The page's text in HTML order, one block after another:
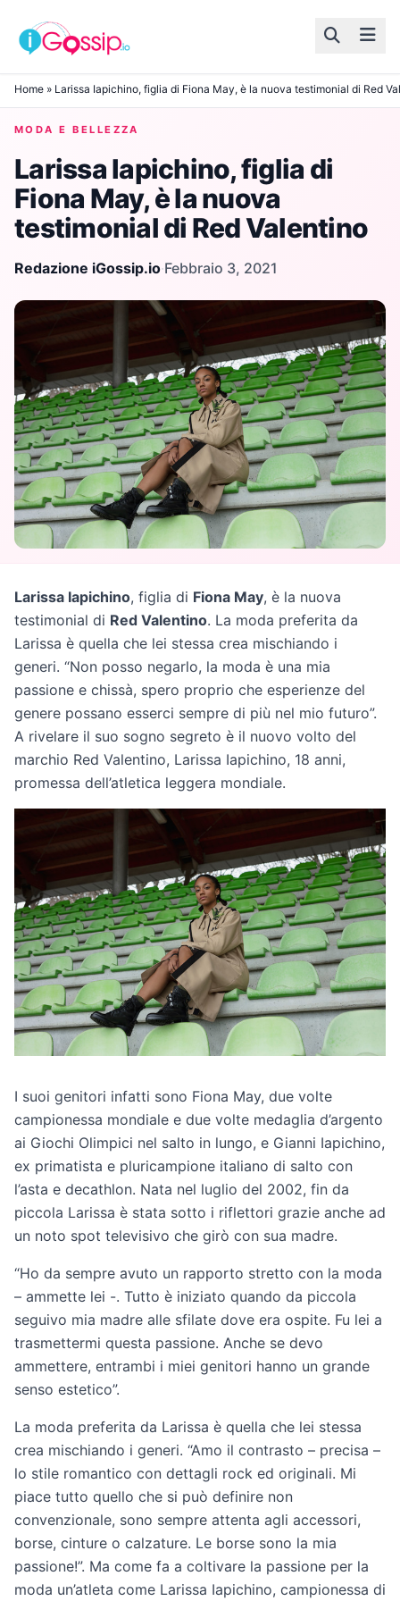
Skip to content
Home » Larissa Iapichino, figlia di Fiona May, è la nuova testimonial di Red
MODA E BELLEZZA
Larissa Iapichino, figlia di
Fiona May, è la nuova
testimonial di Red Valentino
Redazione iGossip.io·Febbraio 3, 2021
Larissa Iapichino, figlia di Fiona May, è la nuova
testimonial di Red Valentino. La moda preferita da
Larissa è quella che lei stessa crea mischiando i
generi. “Non posso negarlo, la moda è una mia
passione e chissà, spero proprio che esperienze del
genere possano esserci sempre di più nel mio futuro”.
A rivelare il suo sogno segreto è il nuovo volto del
marchio Red Valentino, Larissa Iapichino, 18 anni,
promessa dell’atletica leggera mondiale.
I suoi genitori infatti sono Fiona May, due volte
campionessa mondiale e due volte medaglia d’argento
ai Giochi Olimpici nel salto in lungo, e Gianni Iapichino,
ex primatista e pluricampione italiano di salto con
l’asta e decathlon. Nata nel luglio del 2002, fin da
piccola Larissa è stata sotto i riflettori grazie anche ad
un noto spot televisivo che girò con sua madre.
“Ho da sempre avuto un rapporto stretto con la moda
– ammette lei -. Tutto è iniziato quando da piccola
seguivo mia madre alle sfilate dove era ospite. Fu lei a
trasmettermi questa passione. Anche se devo
ammettere, entrambi i miei genitori hanno un grande
senso estetico”.
La moda preferita da Larissa è quella che lei stessa
crea mischiando i generi. “Amo il contrasto – precisa –
lo stile romantico con dettagli rock ed originali. Mi
piace tutto quello che si può definire non
convenzionale, sono sempre attenta agli accessori,
borse, cinture o calzature. Le borse sono la mia
passione!”. Ma come fa a coltivare la passione per la
moda un’atleta come Larissa Iapichino, campionessa di